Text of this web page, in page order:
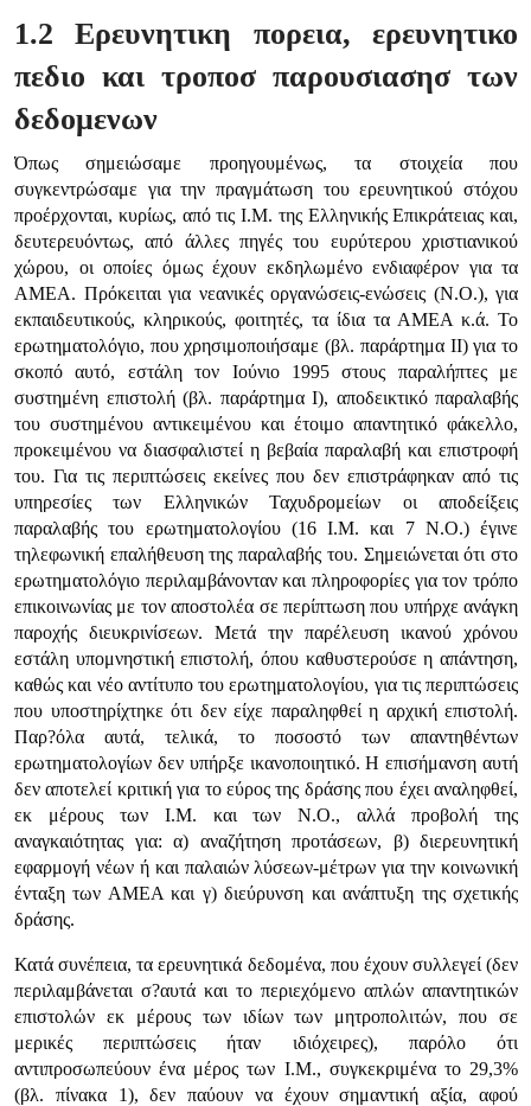
1.2 Ερευνητικη πορεια, ερευνητικο
πεδιο και τροποσ παρουσιασησ των
δεδομενων
Όπως σημειώσαμε προηγουμένως, τα στοιχεία που
συγκεντρώσαμε για την πραγμάτωση του ερευνητικού στόχου
προέρχονται, κυρίως, από τις Ι.Μ. της Ελληνικής Επικράτειας και,
δευτερευόντως, από άλλες πηγές του ευρύτερου χριστιανικού
χώρου, οι οποίες όμως έχουν εκδηλωμένο ενδιαφέρον για τα
ΑΜΕΑ. Πρόκειται για νεανικές οργανώσεις-ενώσεις (Ν.Ο.), για
εκπαιδευτικούς, κληρικούς, φοιτητές, τα ίδια τα ΑΜΕΑ κ.ά. Το
ερωτηματολόγιο, που χρησιμοποιήσαμε (βλ. παράρτημα ΙΙ) για το
σκοπό αυτό, εστάλη τον Ιούνιο 1995 στους παραλήπτες με
συστημένη επιστολή (βλ. παράρτημα Ι), αποδεικτικό παραλαβής
του συστημένου αντικειμένου και έτοιμο απαντητικό φάκελλο,
προκειμένου να διασφαλιστεί η βεβαία παραλαβή και επιστροφή
του. Για τις περιπτώσεις εκείνες που δεν επιστράφηκαν από τις
υπηρεσίες των Ελληνικών Ταχυδρομείων οι αποδείξεις
παραλαβής του ερωτηματολογίου (16 Ι.Μ. και 7 Ν.Ο.) έγινε
τηλεφωνική επαλήθευση της παραλαβής του. Σημειώνεται ότι στο
ερωτηματολόγιο περιλαμβάνονταν και πληροφορίες για τον τρόπο
επικοινωνίας με τον αποστολέα σε περίπτωση που υπήρχε ανάγκη
παροχής διευκρινίσεων. Μετά την παρέλευση ικανού χρόνου
εστάλη υπομνηστική επιστολή, όπου καθυστερούσε η απάντηση,
καθώς και νέο αντίτυπο του ερωτηματολογίου, για τις περιπτώσεις
που υποστηρίχτηκε ότι δεν είχε παραληφθεί η αρχική επιστολή.
Παρ?όλα αυτά, τελικά, το ποσοστό των απαντηθέντων
ερωτηματολογίων δεν υπήρξε ικανοποιητικό. Η επισήμανση αυτή
δεν αποτελεί κριτική για το εύρος της δράσης που έχει αναληφθεί,
εκ μέρους των Ι.Μ. και των Ν.Ο., αλλά προβολή της
αναγκαιότητας για: α) αναζήτηση προτάσεων, β) διερευνητική
εφαρμογή νέων ή και παλαιών λύσεων-μέτρων για την κοινωνική
ένταξη των ΑΜΕΑ και γ) διεύρυνση και ανάπτυξη της σχετικής
δράσης.
Κατά συνέπεια, τα ερευνητικά δεδομένα, που έχουν συλλεγεί (δεν
περιλαμβάνεται σ?αυτά και το περιεχόμενο απλών απαντητικών
επιστολών εκ μέρους των ιδίων των μητροπολιτών, που σε
μερικές περιπτώσεις ήταν ιδιόχειρες), παρόλο ότι
αντιπροσωπεύουν ένα μέρος των Ι.Μ., συγκεκριμένα το 29,3%
(βλ. πίνακα 1), δεν παύουν να έχουν σημαντική αξία, αφού